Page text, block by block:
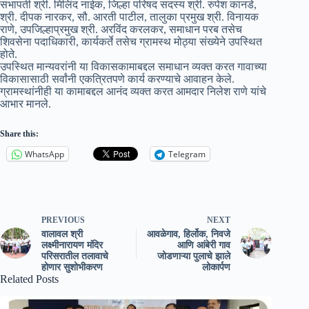
सभापती श्री. मिलिंद नाईक, जिल्हा परिषद सदस्य श्री. रुपेश कानडे,
श्री. दीपक नारकर, सौ. आरती पाटील, तालुका प्रमुख श्री. विनायक
राणे, उपजिल्हाप्रमुख श्री. अरविंद करलकर, समाधान परब तसेच
शिवसेना पदाधिकारी, कार्यकर्ते तसेच ग्रामस्थ मोठ्या संख्येने उपस्थित
होते.
उपस्थित मान्यवरांनी या विकासकामाबद्दल समाधान व्यक्त करत गावाच्या
विकासासाठी सर्वांनी एकत्रितपणे कार्य करण्याचे आवाहन केले.
ग्रामस्थांनीही या कामाबद्दल आनंद व्यक्त करत आमदार निलेश राणे यांचे
आभार मानले.
Share this:
WhatsApp Telegram
PREVIOUS
वालावल श्री
लक्ष्मीनारायण मंदिर
परिसरातील तलावाचे
होणार सुशोभीकरण
NEXT
आवळेगाव, हिर्लोक, निवजे
आणि आंबेरी गाव
जोडणाऱ्या पुलाचे झाले
लोकार्पण
Related Posts